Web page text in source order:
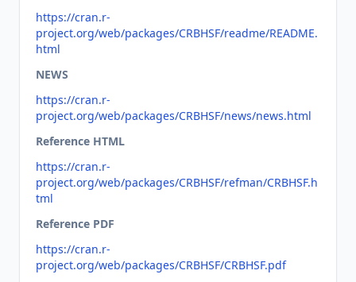
https://cran.r-
project.org/web/packages/CRBHSF/readme/README.
html
NEWS
https://cran.r-
project.org/web/packages/CRBHSF/news/news.html
Reference HTML
https://cran.r-
project.org/web/packages/CRBHSF/refman/CRBHSF.h
tml
Reference PDF
https://cran.r-
project.org/web/packages/CRBHSF/CRBHSF.pdf